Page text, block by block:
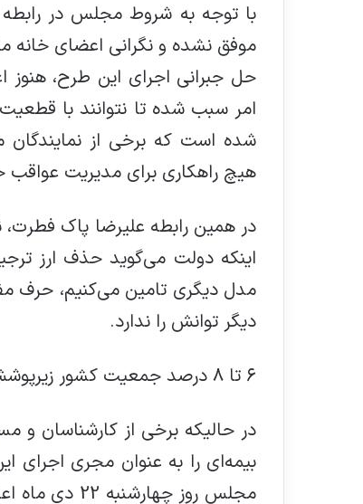
با توجه به شروط مجلس در
موفق نشده و نگرانی اعضای خانه
حل جبرانی اجرای این طرح، هنوز
امر سبب شده تا نتوانند با
شده است که برخی از
هیچ راهکاری برای مدیریت عواقب حذف ارز 4200
در همین رابطه علیرضا پاک ‌فطرت،
اینکه دولت می‌گوید حذف ارز
مدل دیگری تامین می‌کنیم، حرف
دیگر توانش را ندارد.
۶ تا ۸ درصد جمعیت کشور زیرپوشش هیچ بیمه ای نیستند
در حالیکه برخی از کارشناسان و
بیمه‌ای را به عنوان مجری